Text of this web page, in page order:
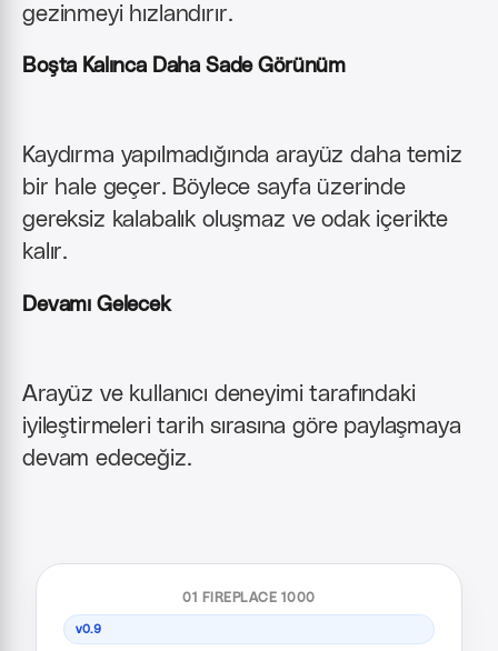
gezinmeyi hızlandırır.
Boşta Kalınca Daha Sade Görünüm
Kaydırma yapılmadığında arayüz daha temiz
bir hale geçer. Böylece sayfa üzerinde
gereksiz kalabalık oluşmaz ve odak içerikte
kalır.
Devamı Gelecek
Arayüz ve kullanıcı deneyimi tarafındaki
iyileştirmeleri tarih sırasına göre paylaşmaya
devam edeceğiz.
01 FIREPLACE 1000
v0.9